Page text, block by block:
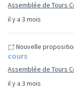
il y a 3 mois
Assemblée de Tours
il y a 3 mois
Nouvelle
cours
Assemblée de Tours